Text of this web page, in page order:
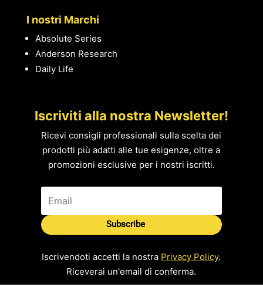
I nostri Marchi
Absolute Series
Anderson Research
Daily Life
Iscriviti alla nostra Newsletter!
Ricevi consigli professionali sulla scelta dei
prodotti più adatti alle tue esigenze, oltre a
promozioni esclusive per i nostri iscritti.
Subscribe
Iscrivendoti accetti la nostra Privacy Policy.
Riceverai un'email di conferma.